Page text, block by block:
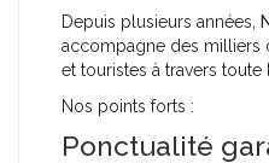
Depuis plusieurs années,
accompagne des milliers
et touristes à travers toute
Nos points forts :
Ponctualité